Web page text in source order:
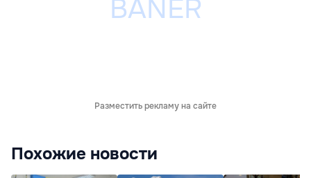
Разместить рекламу на сайте
Похожие новости